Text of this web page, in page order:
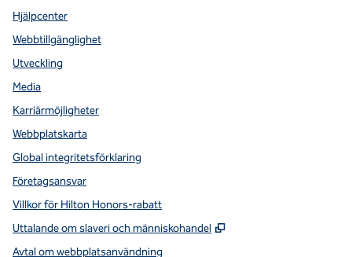
Hjälpcenter
Webbtillgänglighet
Utveckling
Media
Karriärmöjligheter
Webbplatskarta
Global integritetsförklaring
Företagsansvar
Villkor för Hilton Honors-rabatt
Uttalande om slaveri och människohandel
,
Avtal om webbplatsanvändning